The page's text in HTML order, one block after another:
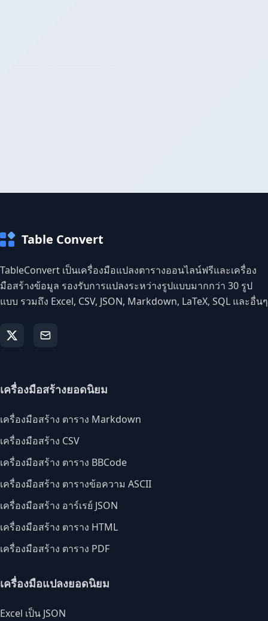
Table Convert
TableConvert เป็นเครื่องมือแปลงตารางออนไลน์ฟรีและเครื่อง
มือสร้างข้อมูล รองรับการแปลงระหว่างรูปแบบมากกว่า 30 รูป
แบบ รวมถึง Excel, CSV, JSON, Markdown, LaTeX, SQL และอื่นๆ
เครื่องมือสร้างยอดนิยม
เครื่องมือสร้าง ตาราง Markdown
เครื่องมือสร้าง CSV
เครื่องมือสร้าง ตาราง BBCode
เครื่องมือสร้าง ตารางข้อความ ASCII
เครื่องมือสร้าง อาร์เรย์ JSON
เครื่องมือสร้าง ตาราง HTML
เครื่องมือสร้าง ตาราง PDF
เครื่องมือแปลงยอดนิยม
Excel เป็น JSON